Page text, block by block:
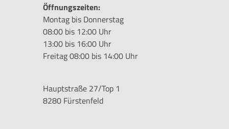
Öffnungszeiten:
Montag bis Donnerstag
08:00 bis 12:00 Uhr
13:00 bis 16:00 Uhr
Freitag 08:00 bis 14:00 Uhr
Hauptstraße 27/Top 1
8280 Fürstenfeld